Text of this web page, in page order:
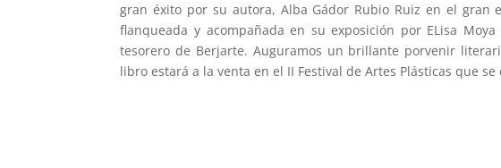
gran éxito por su autora, Alba Gádor Rubio Ruiz en el gran
flanqueada y acompañada en su exposición por ELisa
tesorero de Berjarte. Auguramos un brillante porvenir
libro estará a la venta en el II Festival de Artes Plásticas que